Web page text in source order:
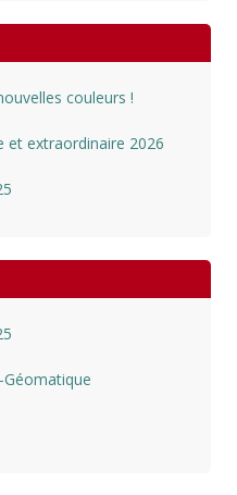
couleurs !
et extraordinaire 2026
Géomatique